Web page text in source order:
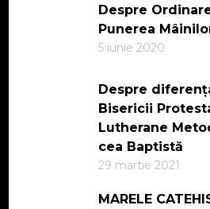
Despre
Punerea
5 iunie 2020
Despre
Bisericii
Lutherane
cea Baptistă
29 martie 2021
MARELE